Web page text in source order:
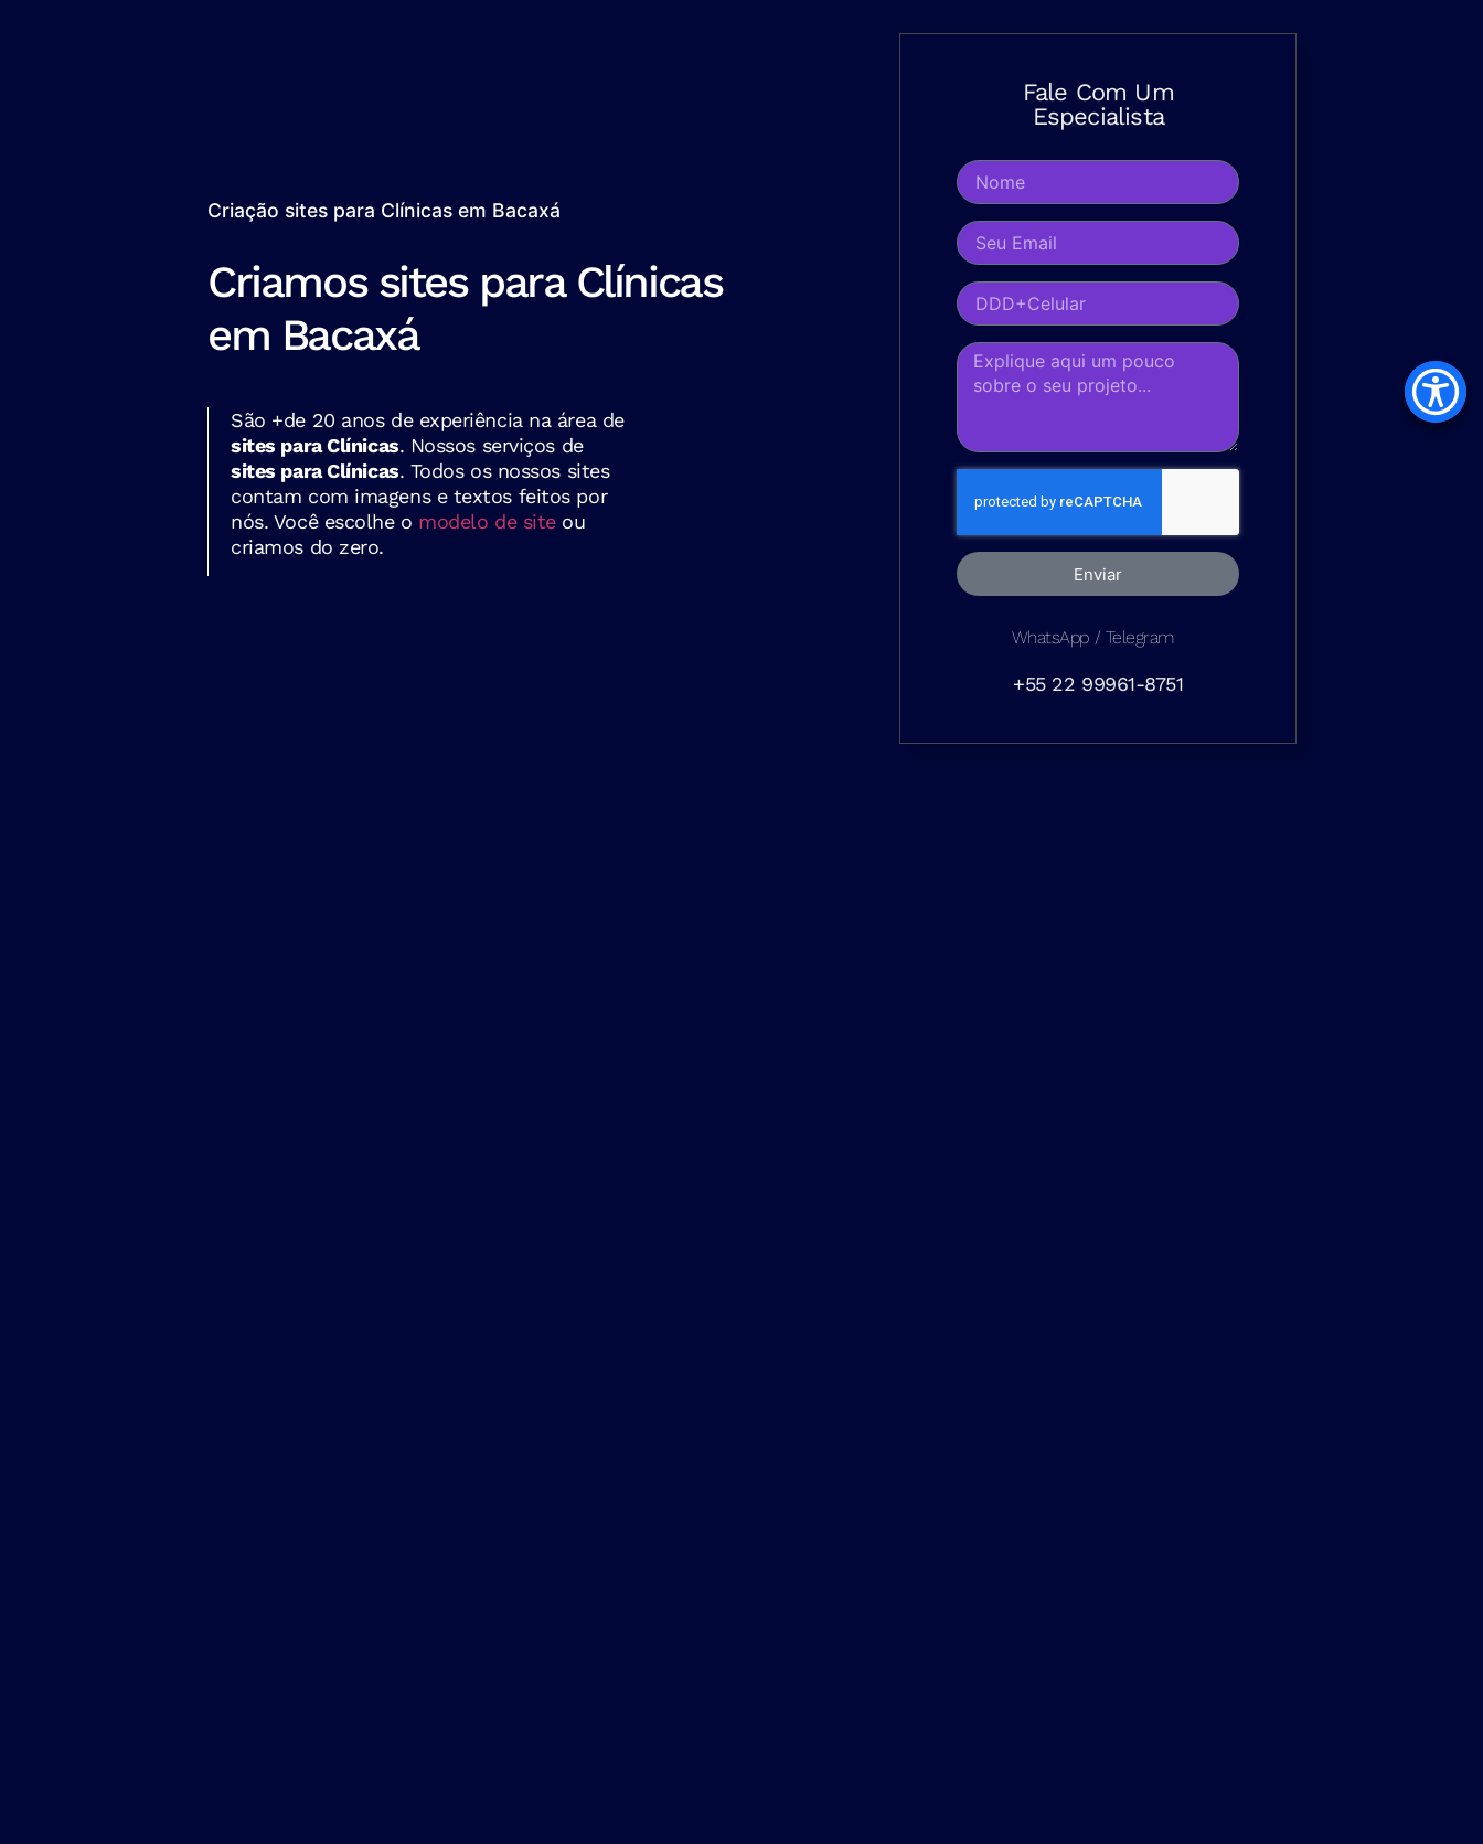
Criação sites para Clínicas em Bacaxá
Criamos sites para Clínicas
em Bacaxá
São +de 20 anos de experiência na área de
sites para Clínicas. Nossos serviços de
sites para Clínicas. Todos os nossos sites
contam com imagens e textos feitos por
nós. Você escolhe o modelo de siteou
criamos do zero.
Fale Com Um
Especialista
Enviar
WhatsApp / Telegram
+55 22 99961-8751